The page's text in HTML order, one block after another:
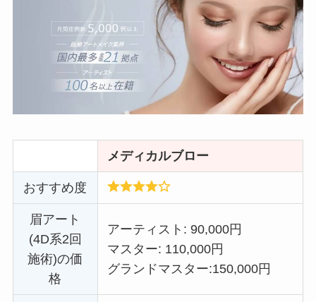
メディカルブロー
おすすめ度
眉アート
(4D系2回
施術)の価
格
アーティスト: 90,000円
マスター: 110,000円
グランドマスター:150,000円